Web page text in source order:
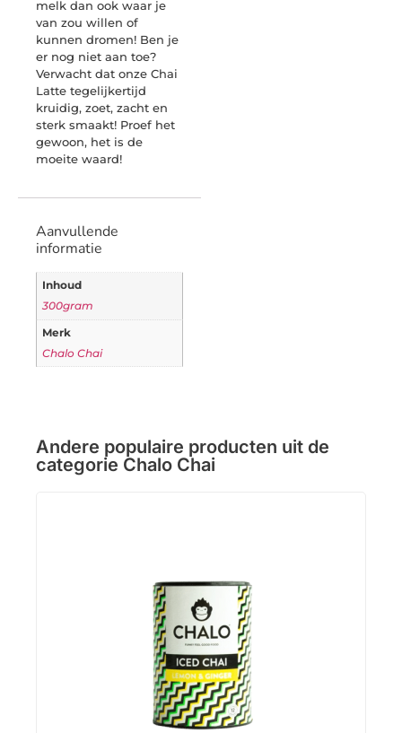
melk dan ook waar je
van zou willen of
kunnen dromen! Ben je
er nog niet aan toe?
Verwacht dat onze Chai
Latte tegelijkertijd
kruidig, zoet, zacht en
sterk smaakt! Proef het
gewoon, het is de
moeite waard!
Aanvullende
informatie
Inhoud
300gram
Merk
Chalo Chai
Andere populaire producten uit de
categorie Chalo Chai